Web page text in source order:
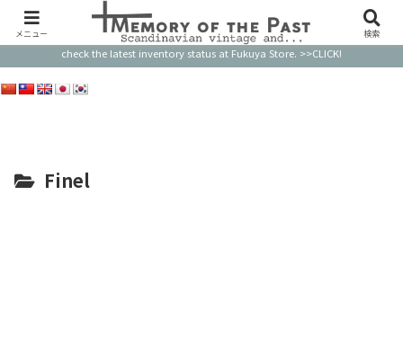
このサイトの品物のほとんどはすでに売り切れです。最新の在庫状況はFukuya Storeで
ご確認ください。 Most of the items on this website are already sold out. Please
check the latest inventory status at Fukuya Store. >>CLICK!
Finel
メニュー 検索